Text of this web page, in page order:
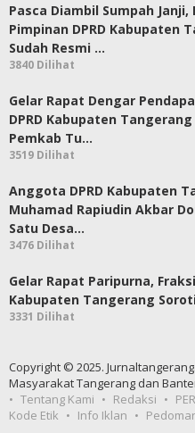
Pasca Diambil Sumpah Janji,
Pimpinan DPRD Kabupaten
Sudah Resmi …
3840 Dilihat
Gelar Rapat Dengar
DPRD Kabupaten
Pemkab Tu…
3519 Dilihat
Anggota DPRD Kabupaten
Muhamad Rapiudin Akbar
Satu Desa…
3476 Dilihat
Gelar Rapat Paripurna,
Kabupaten Tangerang
3331 Dilihat
Copyright © 2025.
Masyarakat Tangerang dan
Tentang Kami
Redaksi
Kode Etik
Info Iklan